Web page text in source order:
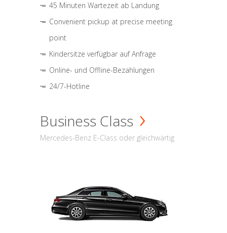
45 Minuten Wartezeit ab Landung
Convenient pickup at precise meeting
point
Kindersitze verfügbar auf Anfrage
Online- und Offline-Bezahlungen
24/7-Hotline
Business Class
Mercedes-Benz E-Class oder gleichwärtig